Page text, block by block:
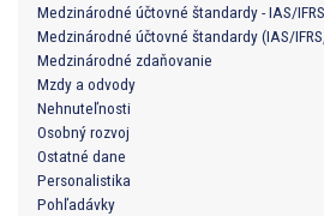
Medzinárodné účtovné štandardy - IAS/
Medzinárodné účtovné štandardy (IAS/
Medzinárodné zdaňovanie
Mzdy a odvody
Nehnuteľnosti
Osobný rozvoj
Ostatné dane
Personalistika
Pohľadávky